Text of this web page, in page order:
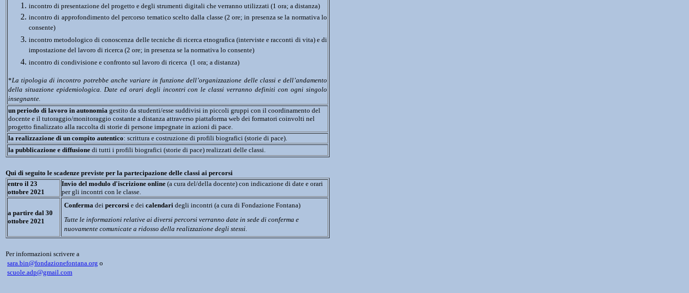
incontro di presentazione del progetto e degli strumenti digitali che verranno utilizzati (1 ora; a distanza)
incontro di approfondimento del percorso tematico scelto dalla classe (2 ore; in presenza se la normativa lo
consente)
incontro metodologico di conoscenza delle tecniche di ricerca etnografica (interviste e racconti di vita) e di
impostazione del lavoro di ricerca (2 ore; in presenza se la normativa lo consente)
incontro di condivisione e confronto sul lavoro di ricerca (1 ora; a distanza)
*La tipologia di incontro potrebbe anche variare in funzione dell’organizzazione delle classi e dell’andamento
della situazione epidemiologica. Date ed orari degli incontri con le classi verranno definiti con ogni singolo
insegnante.
un periodo di lavoro in autonomia gestito da studenti/esse suddivisi in piccoli gruppi con il coordinamento del
docente e il tutoraggio/monitoraggio costante a distanza attraverso piattaforma web dei formatori coinvolti nel
progetto finalizzato alla raccolta di storie di persone impegnate in azioni di pace.
la realizzazione di un compito autentico: scrittura e costruzione di profili biografici (storie di pace).
la pubblicazione e diffusione di tutti i profili biografici (storie di pace) realizzati delle classi.
Qui di seguito le scadenze previste per la partecipazione delle classi ai percorsi
entro il 23
ottobre 2021
Invio del modulo d'iscrizione online (a cura del/della docente) con indicazione di date e orari
per gli incontri con le classe.
a partire dal 30
ottobre 2021
Conferma dei percorsi e dei calendari degli incontri (a cura di Fondazione Fontana)
Tutte le informazioni relative ai diversi percorsi verranno date in sede di conferma e
nuovamente comunicate a ridosso della realizzazione degli stessi.
Per informazioni scrivere a
sara.bin@fondazionefontana.org o
scuole.adp@gmail.com